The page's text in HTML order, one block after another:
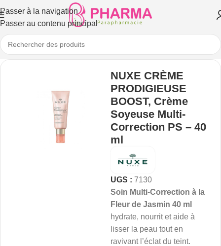
Passer à la navigation
Passer au contenu principal
NUXE CRÈME
PRODIGIEUSE
BOOST, Crème
Soyeuse Multi-
Correction PS – 40
ml
UGS : 7130
Soin Multi-Correction à la
Fleur de Jasmin 40 ml
hydrate, nourrit et aide à
lisser la peau tout en
ravivant l’éclat du teint.